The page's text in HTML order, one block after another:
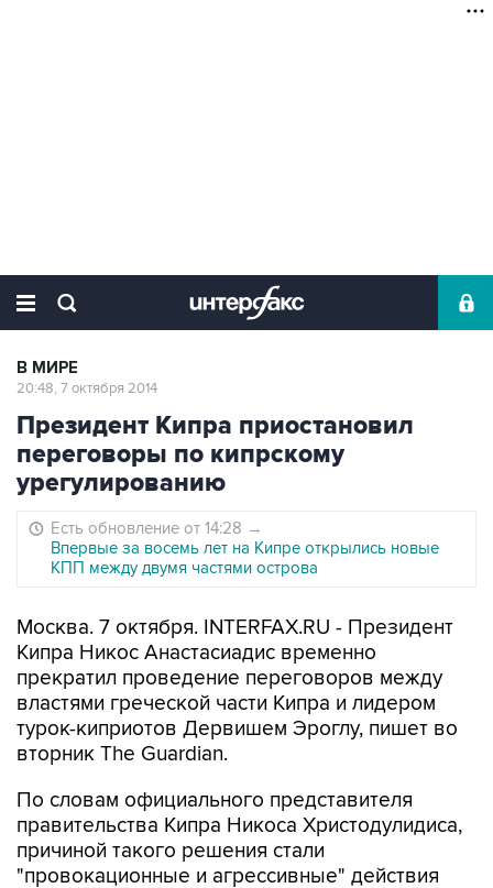
В МИРЕ
20:48, 7 октября 2014
Президент Кипра приостановил
переговоры по кипрскому
урегулированию
Есть обновление от 14:28 →
Впервые за восемь лет на Кипре открылись новые
КПП между двумя частями острова
Москва. 7 октября. INTERFAX.RU - Президент
Кипра Никос Анастасиадис временно
прекратил проведение переговоров между
властями греческой части Кипра и лидером
турок-киприотов Дервишем Эроглу, пишет во
вторник The Guardian.
По словам официального представителя
правительства Кипра Никоса Христодулидиса,
причиной такого решения стали
"провокационные и агрессивные" действия